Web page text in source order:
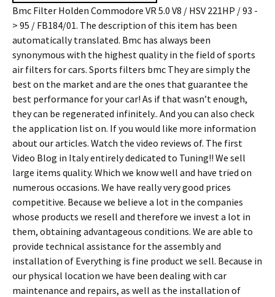
Bmc Filter Holden Commodore VR 5.0 V8 / HSV 221HP / 93 -
> 95 / FB184/01. The description of this item has been
automatically translated. Bmc has always been
synonymous with the highest quality in the field of sports
air filters for cars. Sports filters bmc They are simply the
best on the market and are the ones that guarantee the
best performance for your car! As if that wasn’t enough,
they can be regenerated infinitely.. And you can also check
the application list on. If you would like more information
about our articles. Watch the video reviews of. The first
Video Blog in Italy entirely dedicated to Tuning!! We sell
large items quality. Which we know well and have tried on
numerous occasions. We have really very good prices
competitive. Because we believe a lot in the companies
whose products we resell and therefore we invest a lot in
them, obtaining advantageous conditions. We are able to
provide technical assistance for the assembly and
installation of Everything is fine product we sell. Because in
our physical location we have been dealing with car
maintenance and repairs, as well as the installation of